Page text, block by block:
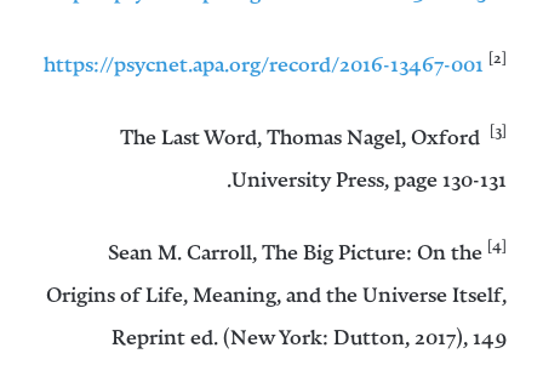
[2]
https://psycnet.apa.org/record/2016-13467-001
[3]
The Last Word, Thomas Nagel, Oxford
University Press, page 130-131.
[4]
Sean M. Carroll, The Big Picture: On the
Origins of Life, Meaning, and the Universe Itself,
Reprint ed. (New York: Dutton, 2017), 149